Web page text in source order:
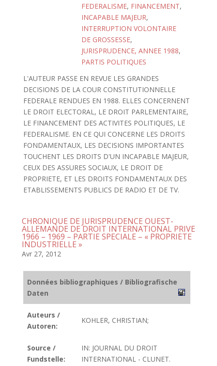
FEDERALISME, FINANCEMENT,
INCAPABLE MAJEUR,
INTERRUPTION VOLONTAIRE
DE GROSSESSE,
JURISPRUDENCE, ANNEE 1988,
PARTIS POLITIQUES
L'AUTEUR PASSE EN REVUE LES GRANDES
DECISIONS DE LA COUR CONSTITUTIONNELLE
FEDERALE RENDUES EN 1988. ELLES CONCERNENT
LE DROIT ELECTORAL, LE DROIT PARLEMENTAIRE,
LE FINANCEMENT DES ACTIVITES POLITIQUES, LE
FEDERALISME. EN CE QUI CONCERNE LES DROITS
FONDAMENTAUX, LES DECISIONS IMPORTANTES
TOUCHENT LES DROITS D'UN INCAPABLE MAJEUR,
CEUX DES ASSURES SOCIAUX, LE DROIT DE
PROPRIETE, ET LES DROITS FONDAMENTAUX DES
ETABLISSEMENTS PUBLICS DE RADIO ET DE TV.
CHRONIQUE DE JURISPRUDENCE OUEST-
ALLEMANDE DE DROIT INTERNATIONAL PRIVE
1966 – 1969 – PARTIE SPECIALE – « PROPRIETE
INDUSTRIELLE »
Avr 27, 2012
Données bibliographiques / Bibliografische
Daten
Auteurs /
Autoren:
KOHLER, CHRISTIAN;
Source /
Fundstelle:
IN: JOURNAL DU DROIT
INTERNATIONAL - CLUNET.